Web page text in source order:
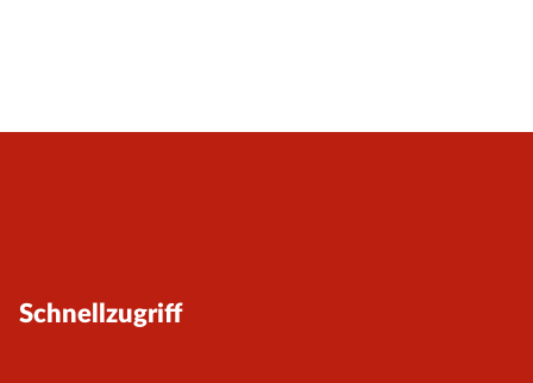
Schnellzugriff